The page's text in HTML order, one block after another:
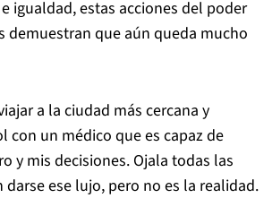
igualdad, estas acciones del poder
demuestran que aún queda mucho
a la ciudad más cercana y
con un médico que es capaz de
y mis decisiones. Ojala todas las
ese lujo, pero no es la realidad.